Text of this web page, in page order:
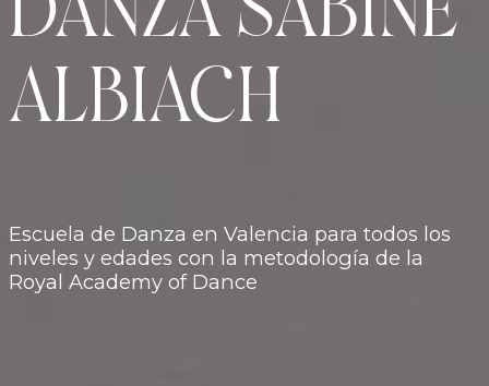
DANZA SABINE
ALBIACH
Escuela de Danza en Valencia para todos los
niveles y edades con la metodología de la
Royal Academy of Dance